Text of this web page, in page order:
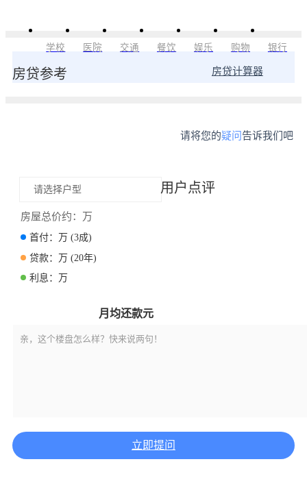
学校 医院 交通 餐饮 娱乐 购物 银行
房贷参考
请选择户型
房屋总价约： 万
首付： 万 (3成)
贷款： 万 (20年)
利息：
万
月均还款元
房贷计算器
用户点评
请将您的疑问 告诉我们吧
立即提问